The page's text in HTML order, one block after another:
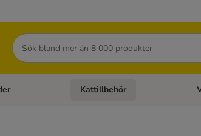
Sök
menu: HundtillbehörOpen category menu: Kattfoder
Kattillbehör